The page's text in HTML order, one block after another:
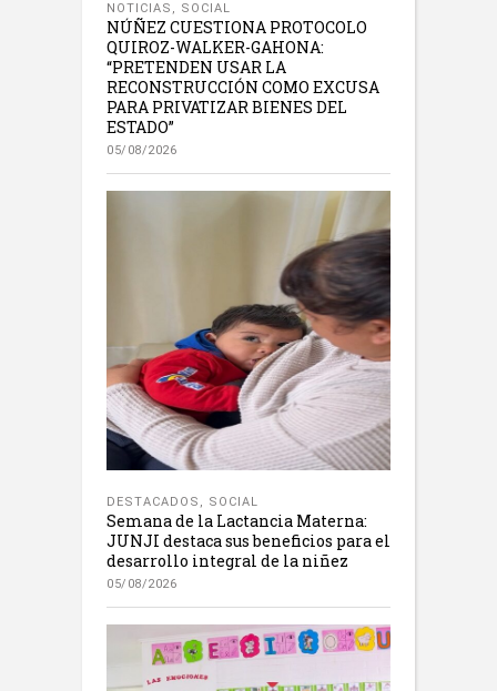
NOTICIAS , SOCIAL
NÚÑEZ CUESTIONA PROTOCOLO
QUIROZ-WALKER-GAHONA:
“PRETENDEN USAR LA
RECONSTRUCCIÓN COMO EXCUSA
PARA PRIVATIZAR BIENES DEL
ESTADO”
05/08/2026
DESTACADOS SOCIAL
Semana de la Lactancia Materna:
JUNJI destaca sus beneficios para el
desarrollo integral de la niñez
05/08/2026